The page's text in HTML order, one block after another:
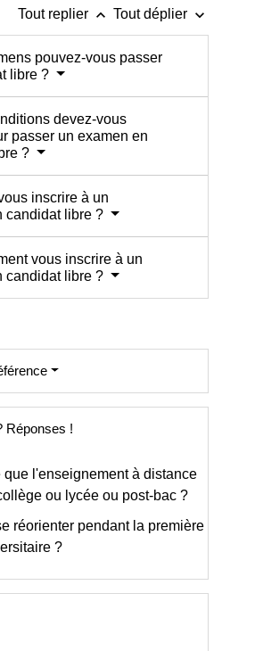
Tout replier keyboard_arrow_up Tout déplier keyboard_arrow_down
pouvez-vous passer
libre ?
devez-vous
passer un examen en
?
inscrire à un
candidat libre ?
vous inscrire à un
candidat libre ?
Réponses !
que l'enseignement à distance
ou lycée ou post-bac ?
réorienter pendant la première
?